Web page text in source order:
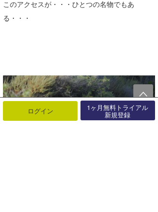
このアクセスが・・・ひとつの名物でもあ
る・・・
ログイン 1ヶ月無料トライアル
新規登録